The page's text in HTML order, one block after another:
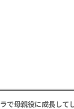
で母親役に成長して